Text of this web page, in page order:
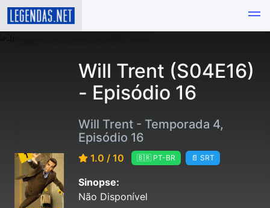
Will Trent (S04E16)
- Episódio 16
Will Trent - Temporada 4,
Episódio 16
1.0 / 10 🇧🇷 PT-BR 📄 SRT
Sinopse:
Não Disponível